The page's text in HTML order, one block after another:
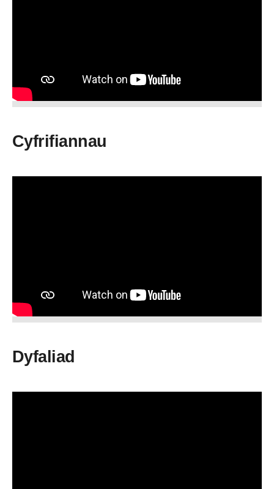
Cyfrifiannau
Dyfaliad